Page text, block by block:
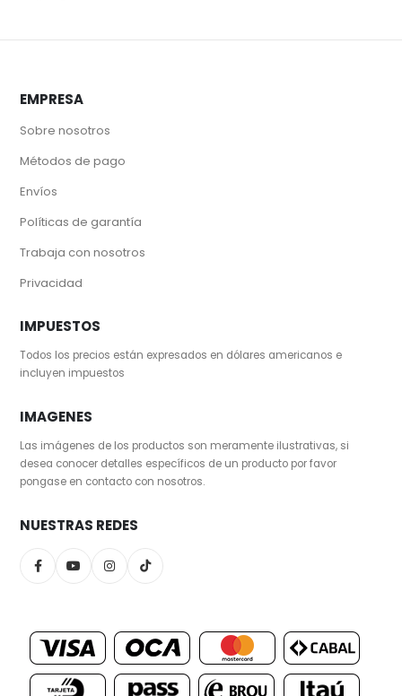
EMPRESA
Sobre nosotros
Métodos de pago
Envíos
Políticas de garantía
Trabaja con nosotros
Privacidad
IMPUESTOS
Todos los precios están expresados en dólares americanos e
incluyen impuestos
IMAGENES
Las imágenes de los productos son meramente ilustrativas, si
desea conocer detalles específicos de un producto por favor
pongase en contacto con nosotros.
NUESTRAS REDES